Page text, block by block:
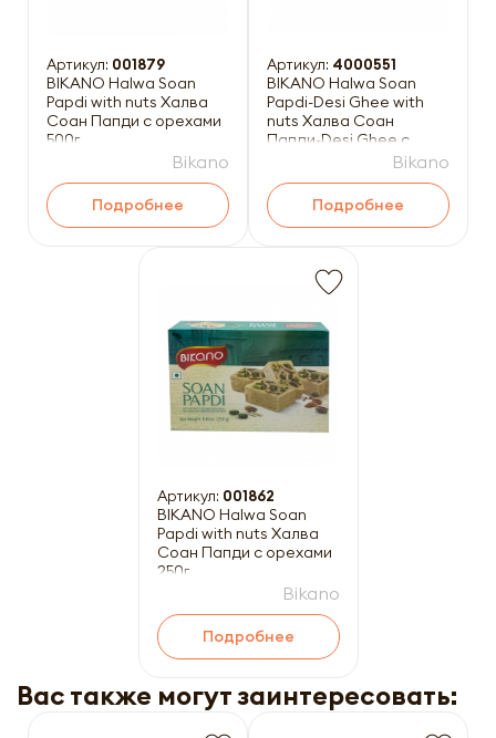
Артикул: 001879
BIKANO Halwa Soan
Papdi with nuts Халва
Соан Папди с орехами
500г
Bikano
Подробнее
Артикул: 4000551
BIKANO Halwa Soan
Papdi-Desi Ghee with
nuts Халва Соан
Папди-Desi Ghee с
Bikano
Подробнее
Артикул: 001862
BIKANO Halwa Soan
Papdi with nuts Халва
Соан Папди с орехами
250г
Bikano
Подробнее
Вас также могут заинтересовать: